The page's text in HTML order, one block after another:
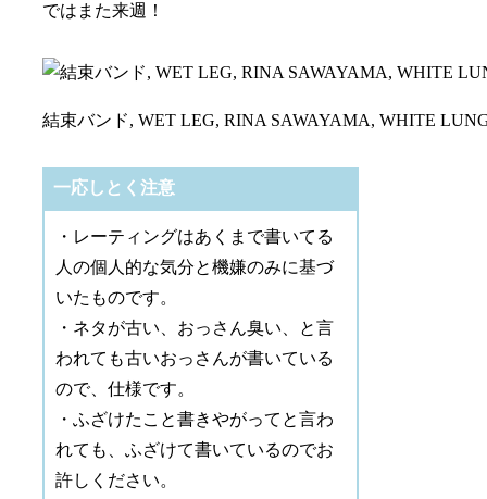
ではまた来週！
結束バンド, WET LEG, RINA SAWAYAMA, WHITE
一応しとく注意
・レーティングはあくまで書いてる
人の個人的な気分と機嫌のみに基づ
いたものです。
・ネタが古い、おっさん臭い、と言
われても古いおっさんが書いている
ので、仕様です。
・ふざけたこと書きやがってと言わ
れても、ふざけて書いているのでお
許しください。